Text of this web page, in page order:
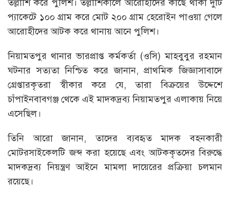
তল্লাশি করে পুলিশ। তল্লাশিকালে আরোহীদের কাছে থাকা দুটি
প্যাকেটে ১০০ গ্রাম করে মোট ২০০ গ্রাম হেরোইন পাওয়া গেলে
আরোহীদের আটক করে থানায় আনে পুলিশ।
নিয়ামতপুর থানার ভারপ্রাপ্ত কর্মকর্তা (ওসি) মাহবুবুর রহমান
ঘটনার সত্যতা নিশ্চিত করে জানান, প্রাথমিক জিজ্ঞাসাবাদে
গ্রেপ্তারকৃতরা স্বীকার করে যে, তারা বিক্রয়ের উদ্দেশে
চাঁপাইনবাবগঞ্জ থেকে এই মাদকদ্রব্য নিয়ামতপুর এলাকায় নিয়ে
এসেছিল।
তিনি আরো জানান, তাদের ব্যবহৃত মাদক বহনকারী
মোটরসাইকেলটি জব্দ করা হয়েছে এবং আটককৃতদের বিরুদ্ধে
মাদকদ্রব্য নিয়ন্ত্রণ আইনে মামলা দায়েরের প্রক্রিয়া চলমান
রয়েছে।